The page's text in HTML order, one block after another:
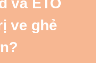
ve ghẻ